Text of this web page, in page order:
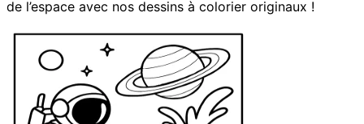
de l’espace avec nos dessins à colorier originaux !
Pages de Coloriage